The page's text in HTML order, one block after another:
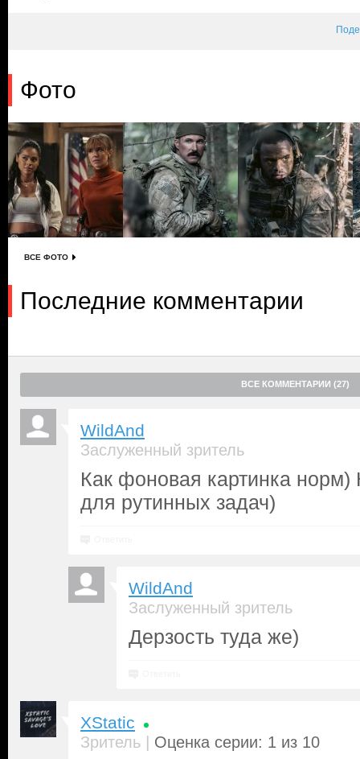
Фото
ВСЕ ФОТО
Последние комментарии
ВСЕ КОММЕНТАРИИ (27)
WildAnd
Заслуженный зритель
Как фоновая картинка
для рутинных задач)
WildAnd
Заслуженный зритель
Дерзость туда же)
XStatic
Зритель | Оценка серии: 1 из 10